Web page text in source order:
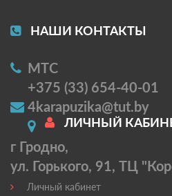
НАШИ КОНТАКТЫ
МТС
+375 (33) 654-40-01
4karapuzika@tut.by
г Гродно,
ул. Горького, 91, ТЦ
ЛИЧНЫЙ
Личный кабинет